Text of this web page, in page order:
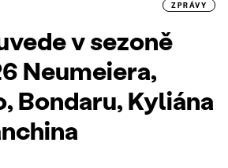
ZPRÁVY
v sezoně
Neumeiera,
Bondaru, Kyliána